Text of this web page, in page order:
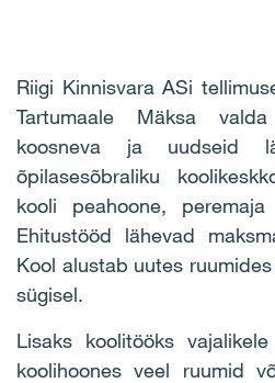
Riigi Kinnisvara ASi
Tartumaale Mäksa
koosneva ja uudseid
õpilasesõbraliku
kooli peahoone,
Ehitustööd lähevad
Kool alustab uutes
sügisel.
Lisaks koolitööks
koolihoones veel ruumid